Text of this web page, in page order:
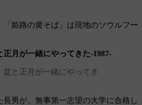
「姫路の黄そば」は現地のソウルフー
月が一緒にやってきた‐1987‐
と正月が一緒にやってき
長男が、無事第一志望の大学に合格し